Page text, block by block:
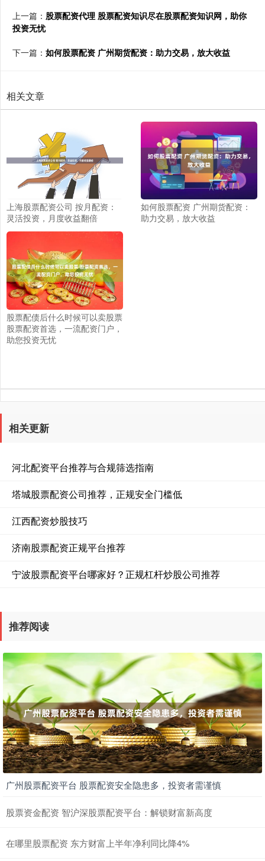
上一篇： 股票配资代理 股票配资知识尽在股票配资知识网，助你
投资无忧
下一篇： 如何股票配资 广州期货配资：助力交易，放大收益
相关文章
上海股票配资公司 按月配资：
灵活投资，月度收益翻倍
如何股票配资 广州期货配资：
助力交易，放大收益
股票配债后什么时候可以卖股票
股票配资首选，一流配资门户，
助您投资无忧
相关更新
河北配资平台推荐与合规筛选指南
塔城股票配资公司推荐，正规安全门槛低
江西配资炒股技巧
济南股票配资正规平台推荐
宁波股票配资平台哪家好？正规杠杆炒股公司推荐
推荐阅读
广州股票配资平台 股票配资安全隐患多，投资者需谨慎
股票资金配资 智沪深股票配资平台：解锁财富新高度
在哪里股票配资 东方财富上半年净利同比降4%